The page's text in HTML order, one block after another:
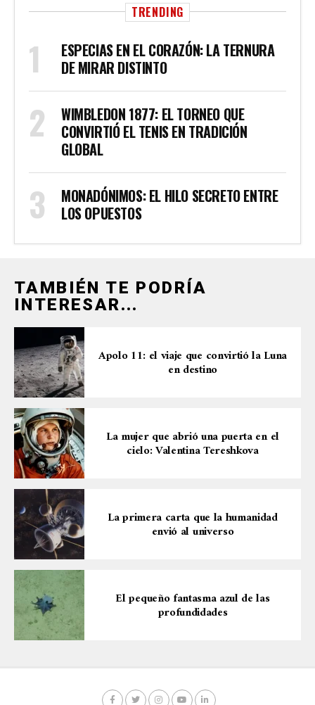
TRENDING
ESPECIAS EN EL CORAZÓN: LA TERNURA
DE MIRAR DISTINTO
WIMBLEDON 1877: EL TORNEO QUE
CONVIRTIÓ EL TENIS EN TRADICIÓN
GLOBAL
MONADÓNIMOS: EL HILO SECRETO ENTRE
LOS OPUESTOS
TAMBIÉN TE PODRÍA
INTERESAR...
Apolo 11: el viaje que convirtió la Luna
en destino
La mujer que abrió una puerta en el
cielo: Valentina Tereshkova
La primera carta que la humanidad
envió al universo
El pequeño fantasma azul de las
profundidades